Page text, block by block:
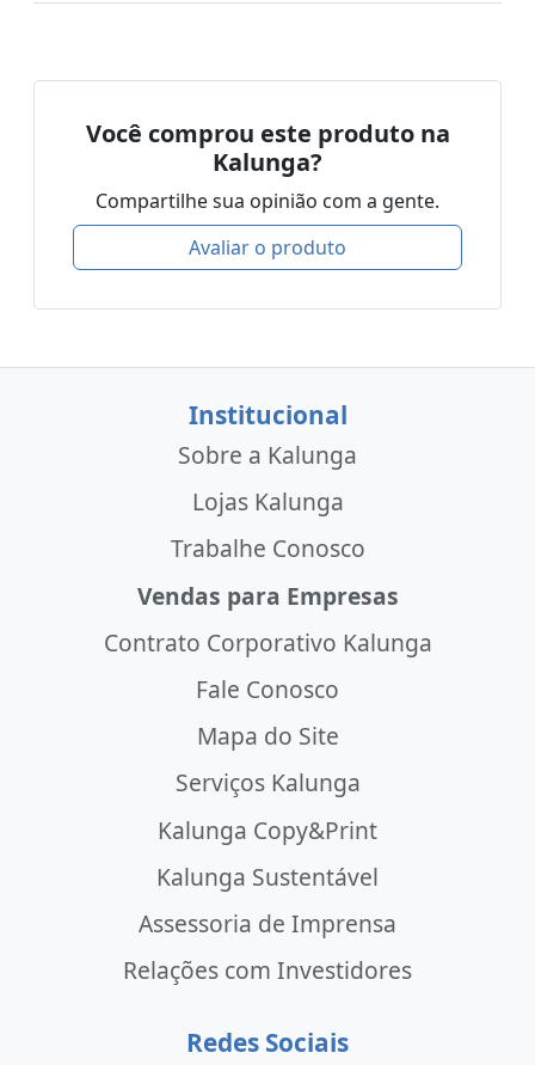
Você comprou este produto na
Kalunga?
Compartilhe sua opinião com a gente.
Avaliar o produto
Institucional
Sobre a Kalunga
Lojas Kalunga
Trabalhe Conosco
Vendas para Empresas
Contrato Corporativo Kalunga
Fale Conosco
Mapa do Site
Serviços Kalunga
Kalunga Copy&Print
Kalunga Sustentável
Assessoria de Imprensa
Relações com Investidores
Redes Sociais